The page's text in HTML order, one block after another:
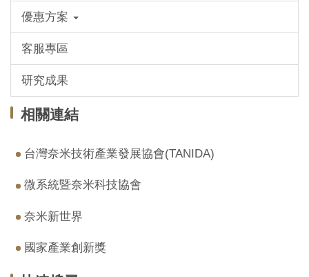
優惠方案
客服專區
研究成果
相關連結
台灣奈米技術產業發展協會(TANIDA)
微系統暨奈米科技協會
奈米新世界
國家產業創新獎